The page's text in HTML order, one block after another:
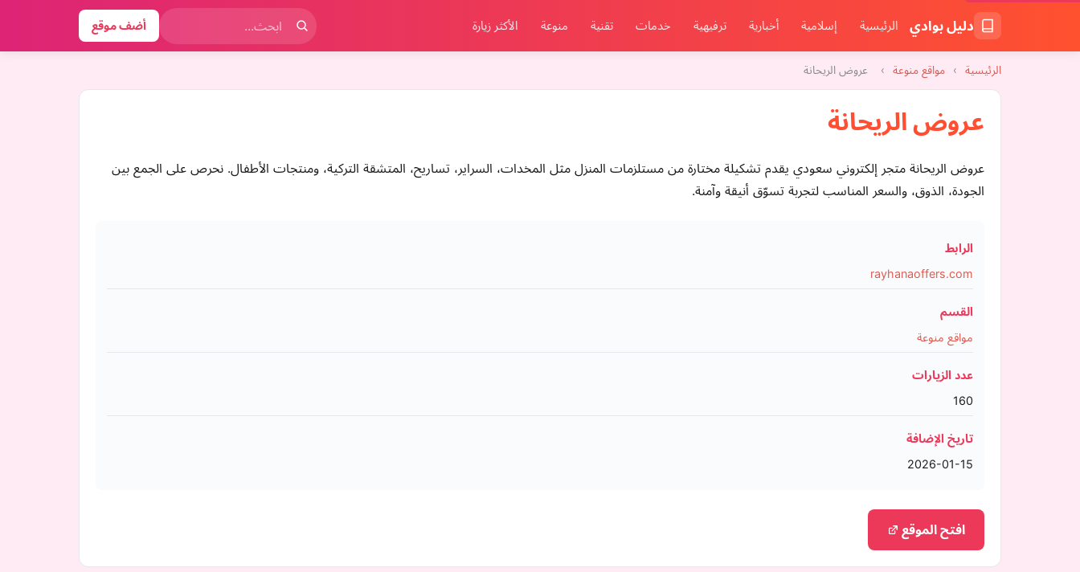
دليل بوادي الرئيسية إسلامية أخبارية ترفيهية خدمات تقنية منوعة الأكثر زيارة أضف موقع
الرئيسية › مواقع منوعة › عروض الريحانة
عروض الريحانة
عروض الريحانة متجر إلكتروني سعودي يقدم تشكيلة مختارة من مستلزمات المنزل مثل المخدات، السراير، تساريح، المتشقة التركية، ومنتجات الأطفال. نحرص على الجمع بين
الجودة، الذوق، والسعر المناسب لتجربة تسوّق أنيقة وآمنة.
الرابط
rayhanaoffers.com
القسم
مواقع منوعة
عدد الزيارات
160
تاريخ الإضافة
2026-01-15
افتح الموقع